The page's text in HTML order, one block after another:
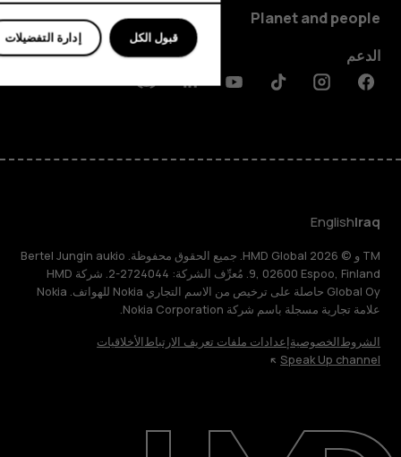
Planet and people
الدعم
Facebook
Instagram
Tiktok
Youtube
Linkedin
Discord
Iraq
English
TM و © 2026 HMD Global. جميع الحقوق محفوظة. Bertel Jungin aukio
9, 02600 Espoo, Finland. مُعرِّف الشركة: 2724044-2. شركة HMD
Global Oy حاصلة على ترخيص من الاسم التجاري Nokia للهواتف. Nokia
علامة تجارية مسجلة باسم شركة Nokia Corporation.
الشروطالخصوصيةإعدادات ملفات تعريف الارتباطالأخلاقيات
Speak Up channel
إدارة التفضيلات قبول الكل